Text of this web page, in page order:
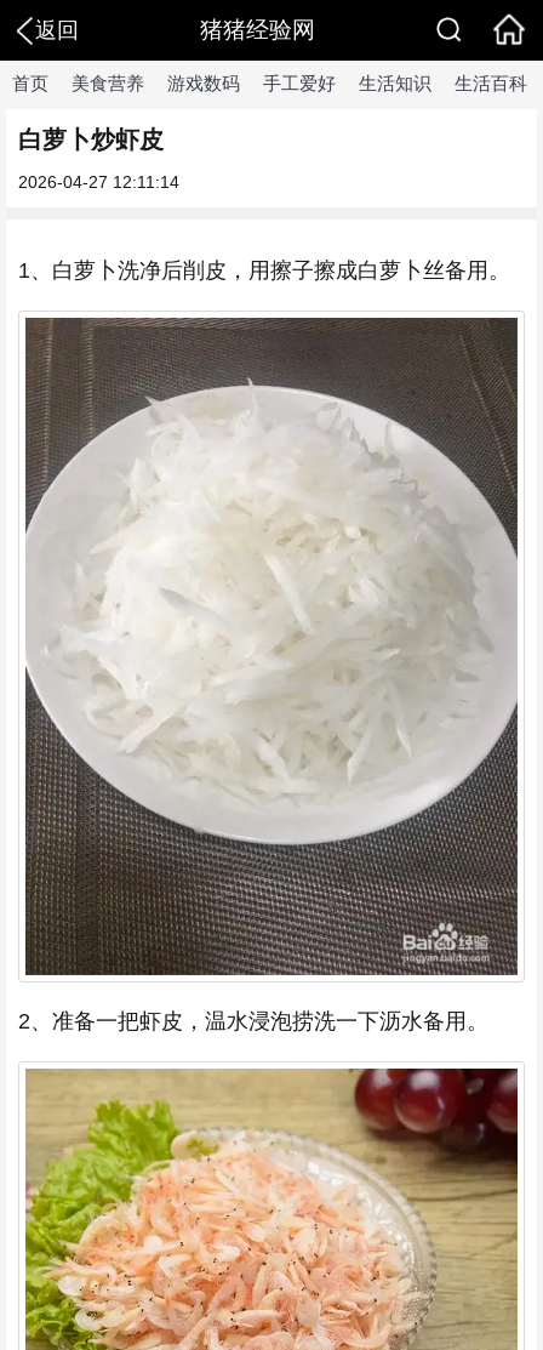
返回 猪猪经验网
首页 美食营养 游戏数码 手工爱好 生活知识 生活百科
白萝卜炒虾皮
2026-04-27 12:11:14
1、白萝卜洗净后削皮，用擦子擦成白萝卜丝备用。
2、准备一把虾皮，温水浸泡捞洗一下沥水备用。